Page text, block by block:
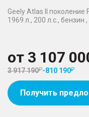
Geely Atlas II поколение
1969 л., 200 л.с.,
от 3 107
3 917 190 -810 190
Получить